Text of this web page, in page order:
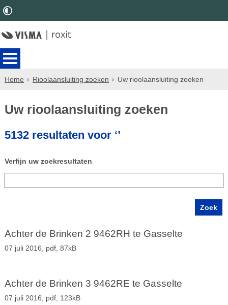
Home Rioolaansluiting zoeken Uw rioolaansluiting zoeken
Uw rioolaansluiting zoeken
5132 resultaten voor ‘’
Verfijn uw zoekresultaten
Achter de Brinken 2 9462RH te Gasselte
07 juli 2016, pdf, 87kB
Achter de Brinken 3 9462RE te Gasselte
07 juli 2016, pdf, 123kB